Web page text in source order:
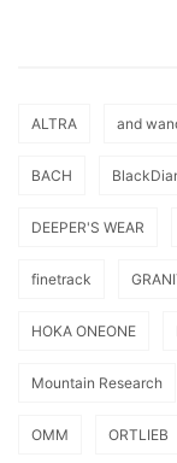
ALTRA and
BACH
DEEPER'S WEAR
finetrack
HOKA ONEONE
Mountain Research
OMM ORTLIEB